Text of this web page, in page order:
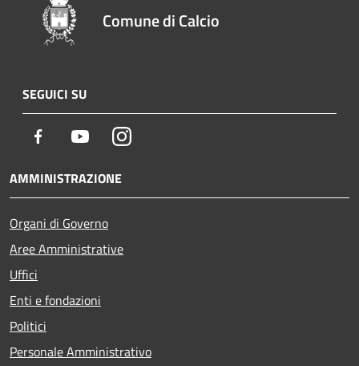
Comune di Calcio
SEGUICI SU
Facebook YoutubeInstagram
AMMINISTRAZIONE
Organi di Governo
Aree Amministrative
Uffici
Enti e fondazioni
Politici
Personale Amministrativo